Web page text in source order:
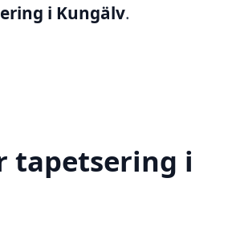
i Kungälv.
tapetsering i